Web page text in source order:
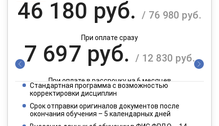
46 180 руб. / 76 980 руб.
При оплате сразу
7 697 руб. / 12 830 руб.
При оплате в рассрочку на 6 месяцев
3 849 руб.
При оплате в рассрочку на 12 месяцев
Стандартная программа с возможностью
корректировки дисциплин
Срок отправки оригиналов документов после
окончания обучения – 5 календарных дней